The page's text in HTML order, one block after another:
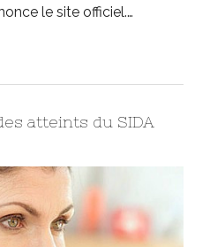
le site officiel.…
atteints du SIDA